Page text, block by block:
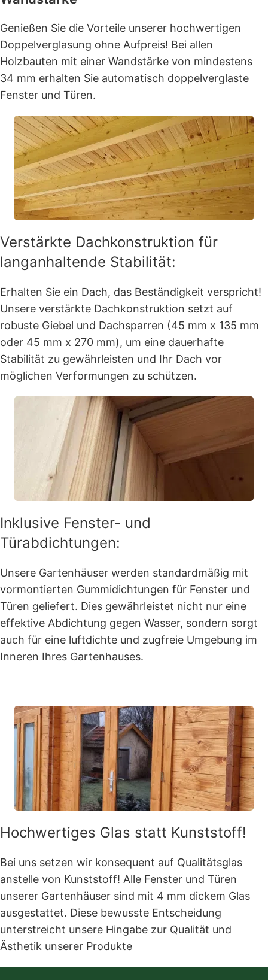
Genießen Sie die Vorteile unserer hochwertigen
Doppelverglasung ohne Aufpreis! Bei allen
Holzbauten mit einer Wandstärke von mindestens
34 mm erhalten Sie automatisch doppelverglaste
Fenster und Türen.
Verstärkte Dachkonstruktion für
langanhaltende Stabilität:
Erhalten Sie ein Dach, das Beständigkeit verspricht!
Unsere verstärkte Dachkonstruktion setzt auf
robuste Giebel und Dachsparren (45 mm x 135 mm
oder 45 mm x 270 mm), um eine dauerhafte
Stabilität zu gewährleisten und Ihr Dach vor
möglichen Verformungen zu schützen.
Inklusive Fenster- und
Türabdichtungen:
Unsere Gartenhäuser werden standardmäßig mit
vormontierten Gummidichtungen für Fenster und
Türen geliefert. Dies gewährleistet nicht nur eine
effektive Abdichtung gegen Wasser, sondern sorgt
auch für eine luftdichte und zugfreie Umgebung im
Inneren Ihres Gartenhauses.
Hochwertiges Glas statt Kunststoff!
Bei uns setzen wir konsequent auf Qualitätsglas
anstelle von Kunststoff! Alle Fenster und Türen
unserer Gartenhäuser sind mit 4 mm dickem Glas
ausgestattet. Diese bewusste Entscheidung
unterstreicht unsere Hingabe zur Qualität und
Ästhetik unserer Produkte